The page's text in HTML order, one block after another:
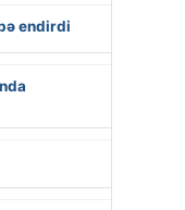
endirdi